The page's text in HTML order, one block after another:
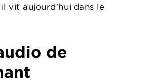
vit aujourd’hui dans le
de